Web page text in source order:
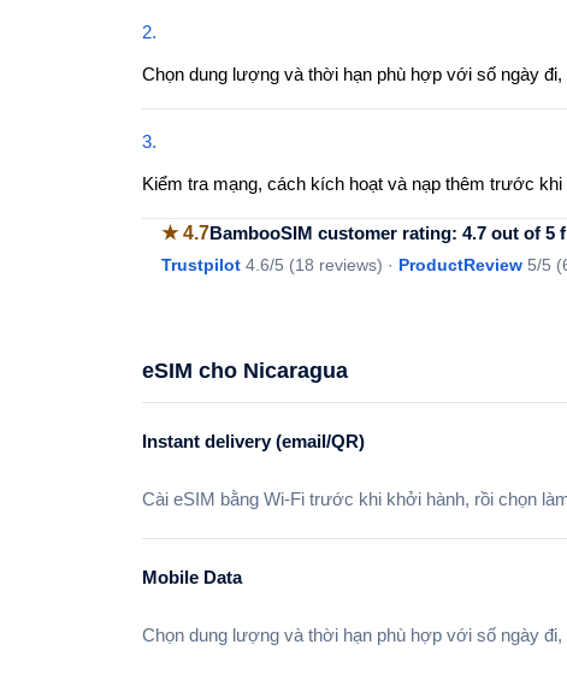
2.
Chọn dung lượng và thời hạn phù hợp với số ngày
3.
Kiểm tra mạng, cách kích hoạt và nạp thêm trước
★4.7BambooSIM customer rating: 4.7 out of 5
Trustpilot 4.6/5 (18 reviews) · ProductReview 5/5 (
eSIM cho Nicaragua
Instant delivery (email/QR)
Cài eSIM bằng Wi-Fi trước khi khởi hành, rồi chọn
Mobile Data
Chọn dung lượng và thời hạn phù hợp với số ngày